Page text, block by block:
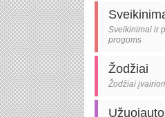
Sveikinimai ir
progoms
Žodžiai
Žodžiai